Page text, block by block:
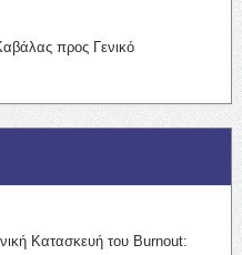
προς Γενικό
Κατασκευή του Burnout: